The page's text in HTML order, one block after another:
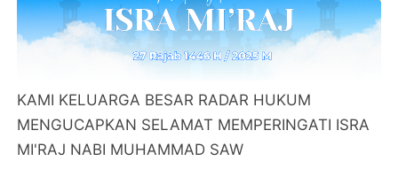
KAMI KELUARGA BESAR RADAR HUKUM
MENGUCAPKAN SELAMAT MEMPERINGATI ISRA
MI'RAJ NABI MUHAMMAD SAW